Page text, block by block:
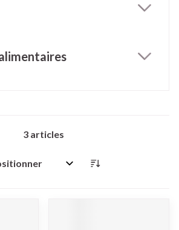
3 articles
par: